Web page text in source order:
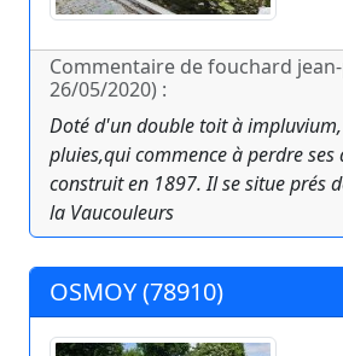
Commentaire de fouchard
26/05/2020) :
Doté d'un double toit à
pluies,qui commence à perdre
construit en 1897. Il se situe prés
la Vaucouleurs
OSMOY (78910)